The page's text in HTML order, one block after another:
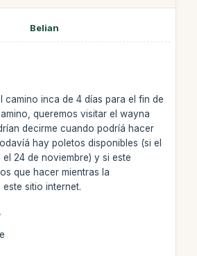
Belian
camino inca de 4 días para el fin de
queremos visitar el wayna
decirme cuando podríá hacer
hay poletos disponibles (si el
24 de noviembre) y si este
que hacer mientras la
sitio internet.